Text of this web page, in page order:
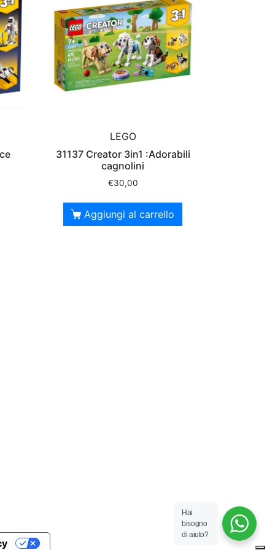
LEGO
31137 Creator 3in1 :Adorabili
cagnolini
€30,00
Aggiungi al carrello
Hai
bisogno
di aiuto?